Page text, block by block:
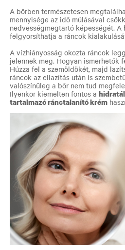
A bőrben természetesen
mennyisége az idő múlásával
nedvességmegtartó képességét. A
felgyorsíthatja a ráncok
A vízhiányosság okozta ráncok
jelennek meg. Hogyan ismerhetők
Húzza fel a szemöldökét, majd
ráncok az ellazítás után is
valószínűleg a bőr nem tud
Ilyenkor kiemelten fontos a
tartalmazó ránctalanító krém